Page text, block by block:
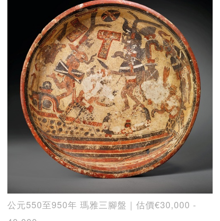
公元550至950年 瑪雅三腳盤｜估價€30,000 -